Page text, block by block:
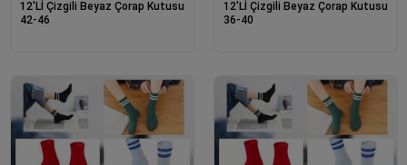
12'Lİ Çizgili Beyaz Çorap Kutusu
42-46
12'Lİ Çizgili Beyaz Çorap Kutusu
36-40